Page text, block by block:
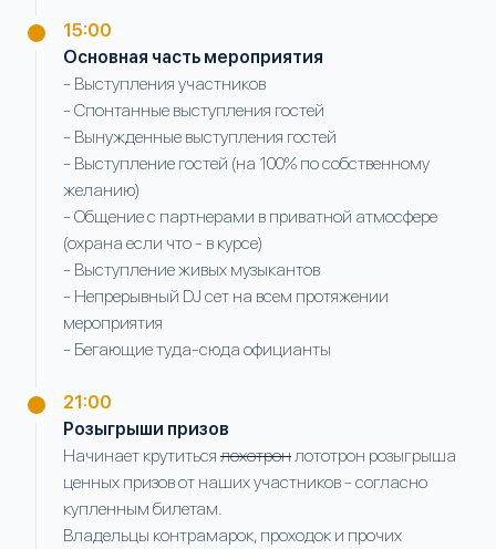
15:00
Основная часть мероприятия
- Выступления участников
- Спонтанные выступления гостей
- Вынужденные выступления гостей
- Выступление гостей (на 100% по собственному
желанию)
- Общение с партнерами в приватной атмосфере
(охрана если что - в курсе)
- Выступление живых музыкантов
- Непрерывный DJ сет на всем протяжении
мероприятия
- Бегающие туда-сюда официанты
21:00
Розыгрыши призов
Начинает крутиться лохотронлототрон розыгрыша
ценных призов от наших участников - согласно
купленным билетам.
Владельцы контрамарок, проходок и прочих